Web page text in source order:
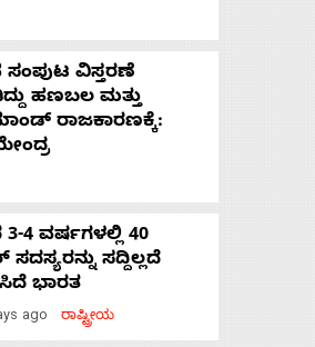
ವಿಸ್ತರಣೆ
ಹಣಬಲ ಮತ್ತು
ರಾಜಕಾರಣಕ್ಕೆ:
3-4 ವರ್ಷಗಳಲ್ಲಿ 40
ಸದಸ್ಯರನ್ನು ಸದ್ದಿಲ್ಲದೆ
ಭಾರತ
ago ರಾಷ್ಟ್ರೀಯ